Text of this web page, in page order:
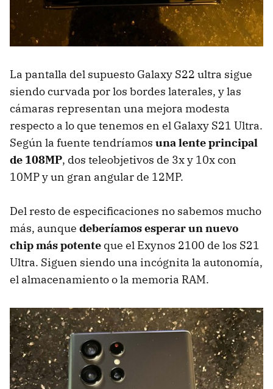
La pantalla del supuesto Galaxy S22 ultra sigue
siendo curvada por los bordes laterales, y las
cámaras representan una mejora modesta
respecto a lo que tenemos en el Galaxy S21 Ultra.
Según la fuente tendríamos una lente principal
de 108MP, dos teleobjetivos de 3x y 10x con
10MP y un gran angular de 12MP.
Del resto de especificaciones no sabemos mucho
más, aunque deberíamos esperar un nuevo
chip más potente que el Exynos 2100 de los S21
Ultra. Siguen siendo una incógnita la autonomía,
el almacenamiento o la memoria RAM.